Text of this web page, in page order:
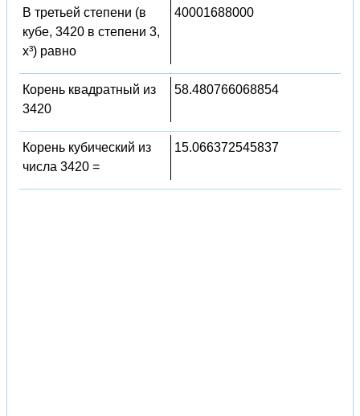
В третьей степени (в
кубе, 3420 в степени 3,
x³) равно
40001688000
Корень квадратный из
3420
58.480766068854
Корень кубический из
числа 3420 =
15.066372545837